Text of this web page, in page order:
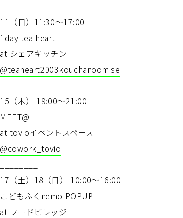
11（日）11:30～17:00
1day tea heart
at シェアキッチン
@teaheart2003kouchanoomise
15（木） 19:00〜21:00
MEET@
at tovioイベントスペース
@cowork_tovio
17（土）18（日） 10:00〜16:00
こどもふくnemo POPUP
at フードビレッジ